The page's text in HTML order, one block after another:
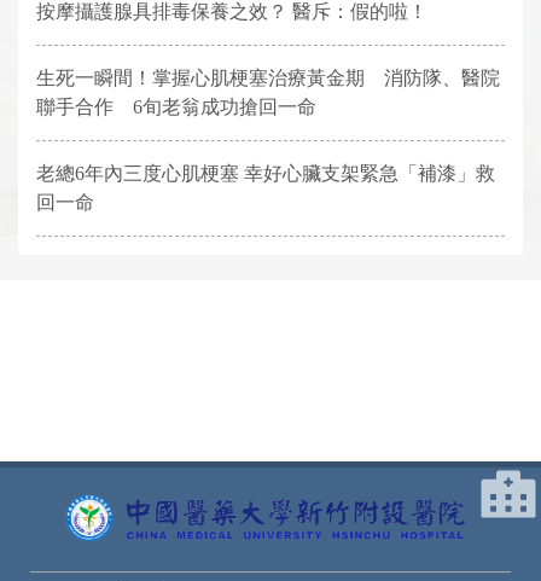
按摩攝護腺具排毒保養之效？ 醫斥：假的啦！
生死一瞬間！掌握心肌梗塞治療黃金期 消防隊、醫院
聯手合作 6旬老翁成功搶回一命
老總6年內三度心肌梗塞 幸好心臟支架緊急「補漆」救
回一命